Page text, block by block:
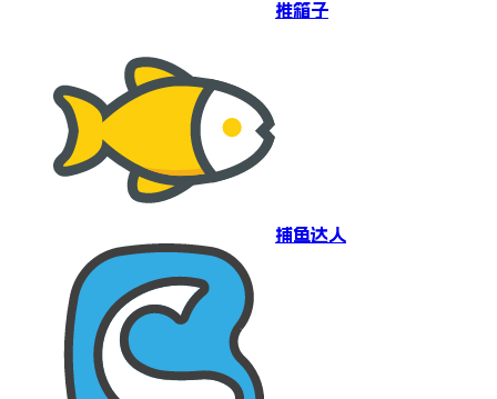
推箱子
捕鱼达人